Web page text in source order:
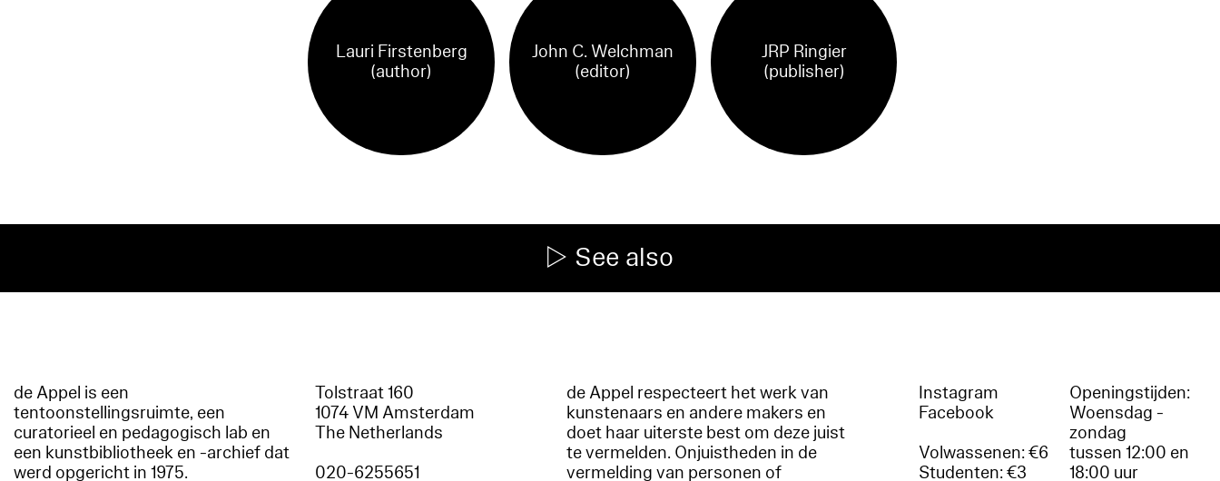
Lauri Firstenberg
(author)
John C. Welchman
(editor)
JRP Ringier
(publisher)
See also
de Appel is een
tentoonstellingsruimte, een
curatorieel en pedagogisch lab en
een kunstbibliotheek en -archief dat
werd opgericht in 1975.
Tolstraat 160
1074 VM Amsterdam
The Netherlands
020-6255651
de Appel respecteert het werk van
kunstenaars en andere makers en
doet haar uiterste best om deze juist
te vermelden. Onjuistheden in de
vermelding van personen of
Instagram
Facebook
Volwassenen: €6
Studenten: €3
Openingstijden:
Woensdag -
zondag
tussen 12:00 en
18:00 uur